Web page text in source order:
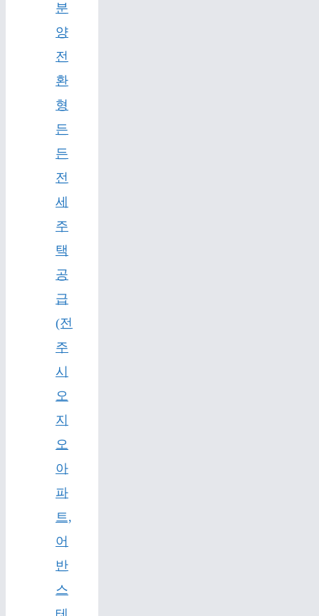
분
양
전
환
형
든
든
전
세
주
택
공
급
(전
주
시
오
지
오
아
파
트,
어
반
스